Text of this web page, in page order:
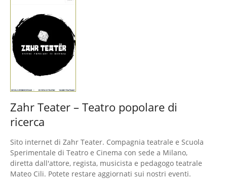
Zahr Teater – Teatro popolare di
ricerca
Sito internet di Zahr Teater. Compagnia teatrale e Scuola
Sperimentale di Teatro e Cinema con sede a Milano,
diretta dall'attore, regista, musicista e pedagogo teatrale
Mateo Cili. Potete restare aggiornati sui nostri eventi.